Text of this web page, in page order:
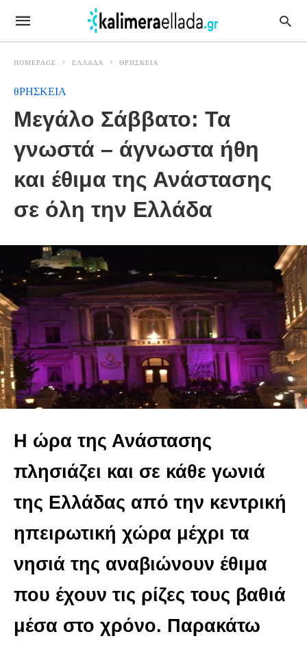
HOMEPAGE ΕΛΛΑΔΑ ΘΡΗΣΚΕΙΑ
θΡΗΣΚΕΙΑ
Μεγάλο Σάββατο: Τα
γνωστά – άγνωστα ήθη
και έθιμα της Ανάστασης
σε όλη την Ελλάδα
Η ώρα της Ανάστασης
πλησιάζει και σε κάθε γωνιά
της Ελλάδας από την κεντρική
ηπειρωτική χώρα μέχρι τα
νησιά της αναβιώνουν έθιμα
που έχουν τις ρίζες τους βαθιά
μέσα στο χρόνο. Παρακάτω